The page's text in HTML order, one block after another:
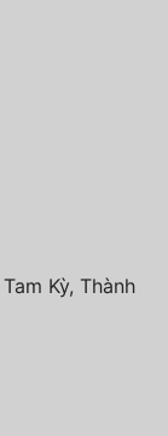
Kỳ, Thành